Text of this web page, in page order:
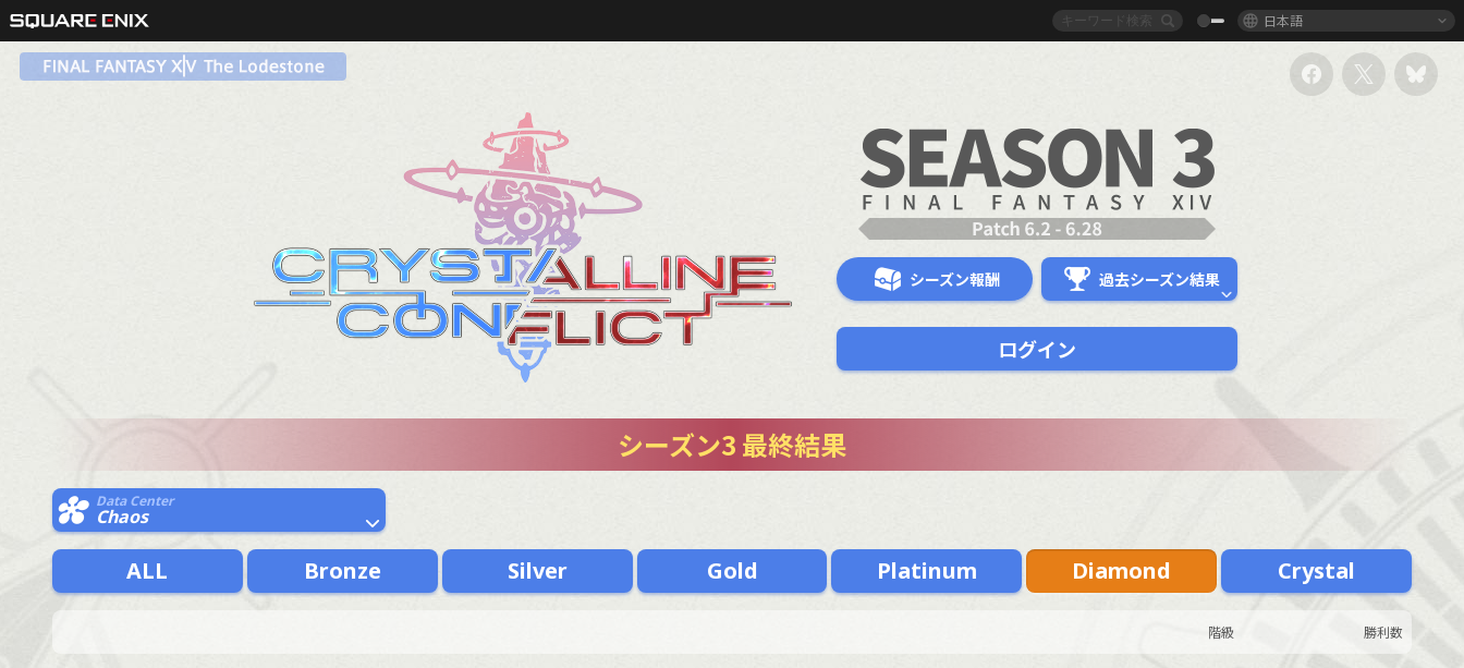
日本語
シーズン報酬 過去シーズン結果
ログイン
シーズン3 最終結果
Data Center
Chaos
ALL Bronze Silver Gold Platinum Diamond Crystal
階級 勝利数